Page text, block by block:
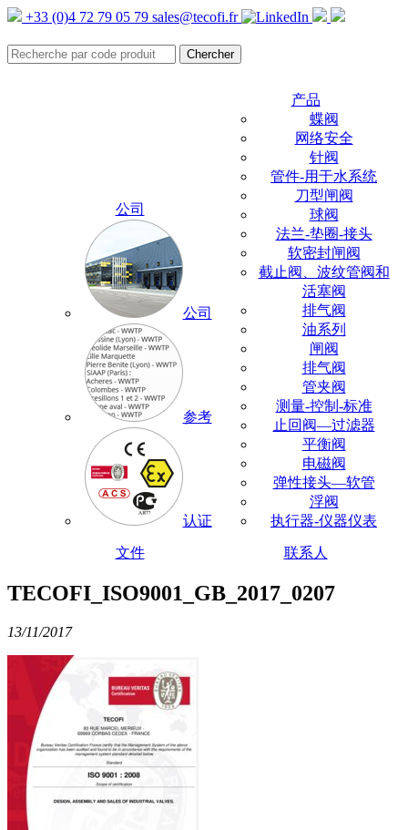
+33 (0)4 72 79 05 79 sales@tecofi.fr
公司
公司
参考
认证
产品
蝶阀
网络安全
针阀
管件-用于水系统
刀型闸阀
球阀
法兰-垫圈-接头
软密封闸阀
截止阀、波纹管阀和
活塞阀
排气阀
油系列
闸阀
排气阀
管夹阀
测量-控制-标准
止回阀—过滤器
平衡阀
电磁阀
弹性接头—软管
浮阀
执行器-仪器仪表
文件 联系人
TECOFI_ISO9001_GB_2017_0207
13/11/2017